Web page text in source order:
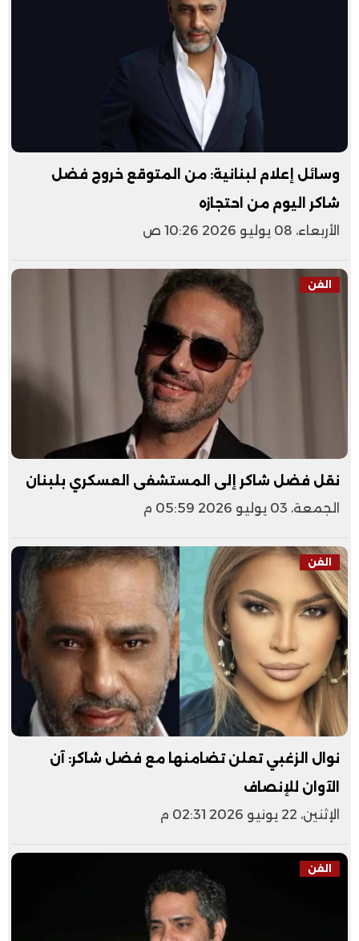
وسائل إعلام لبنانية: من المتوقع خروج فضل
شاكر اليوم من احتجازه
الأربعاء، 08 يوليو 2026 10:26 ص
الفن
نقل فضل شاكر إلى المستشفى العسكري بلبنان
الجمعة، 03 يوليو 2026 05:59 م
الفن
نوال الزغبي تعلن تضامنها مع فضل شاكر: آن
الآوان للإنصاف
الإثنين، 22 يونيو 2026 02:31 م
الفن